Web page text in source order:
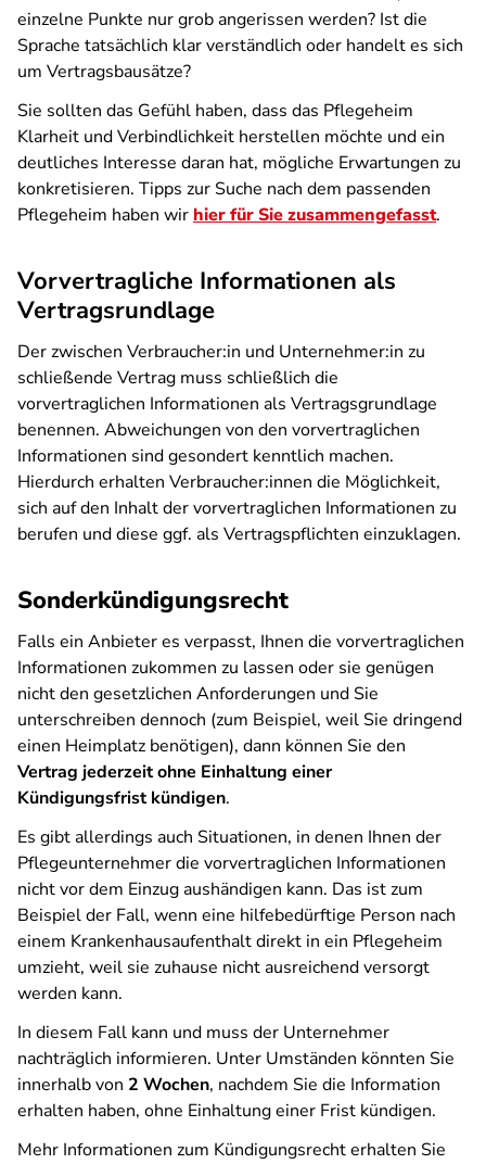
einzelne Punkte nur grob angerissen werden? Ist die
Sprache tatsächlich klar verständlich oder handelt es sich
um Vertragsbausätze?
Sie sollten das Gefühl haben, dass das Pflegeheim
Klarheit und Verbindlichkeit herstellen möchte und ein
deutliches Interesse daran hat, mögliche Erwartungen zu
konkretisieren. Tipps zur Suche nach dem passenden
Pflegeheim haben wir hier für Sie zusammengefasst.
Vorvertragliche Informationen als
Vertragsrundlage
Der zwischen Verbraucher:in und Unternehmer:in zu
schließende Vertrag muss schließlich die
vorvertraglichen Informationen als Vertragsgrundlage
benennen. Abweichungen von den vorvertraglichen
Informationen sind gesondert kenntlich machen.
Hierdurch erhalten Verbraucher:innen die Möglichkeit,
sich auf den Inhalt der vorvertraglichen Informationen zu
berufen und diese ggf. als Vertragspflichten einzuklagen.
Sonderkündigungsrecht
Falls ein Anbieter es verpasst, Ihnen die vorvertraglichen
Informationen zukommen zu lassen oder sie genügen
nicht den gesetzlichen Anforderungen und Sie
unterschreiben dennoch (zum Beispiel, weil Sie dringend
einen Heimplatz benötigen), dann können Sie den
Vertrag jederzeit ohne Einhaltung einer
Kündigungsfrist kündigen.
Es gibt allerdings auch Situationen, in denen Ihnen der
Pflegeunternehmer die vorvertraglichen Informationen
nicht vor dem Einzug aushändigen kann. Das ist zum
Beispiel der Fall, wenn eine hilfebedürftige Person nach
einem Krankenhausaufenthalt direkt in ein Pflegeheim
umzieht, weil sie zuhause nicht ausreichend versorgt
werden kann.
In diesem Fall kann und muss der Unternehmer
nachträglich informieren. Unter Umständen könnten Sie
innerhalb von 2 Wochen, nachdem Sie die Information
erhalten haben, ohne Einhaltung einer Frist kündigen.
Mehr Informationen zum Kündigungsrecht erhalten Sie